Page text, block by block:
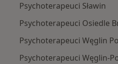
Psychoterapeuci Sławin
Psychoterapeuci Osiedle
Psychoterapeuci Węglin
Psychoterapeuci Węglin-